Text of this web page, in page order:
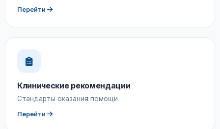
Перейти
Клинические рекомендации
Стандарты оказания помощи
Перейти